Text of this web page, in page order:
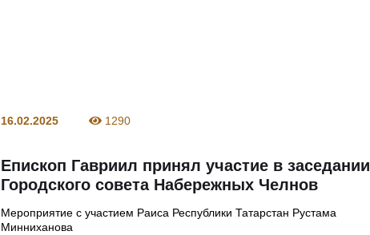
16.02.2025 1290
Епископ Гавриил принял участие в заседании
Городского совета Набережных Челнов
Мероприятие с участием Раиса Республики Татарстан Рустама
Минниханова